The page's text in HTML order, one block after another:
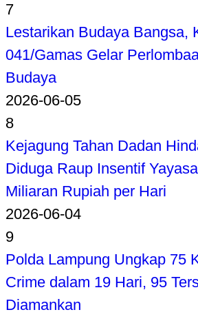
7
Lestarikan Budaya Bangsa,
041/Gamas Gelar
Budaya
2026-06-05
8
Kejagung Tahan Dadan
Diduga Raup Insentif
Miliaran Rupiah per Hari
2026-06-04
9
Polda Lampung Ungkap 75
Crime dalam 19 Hari, 95
Diamankan